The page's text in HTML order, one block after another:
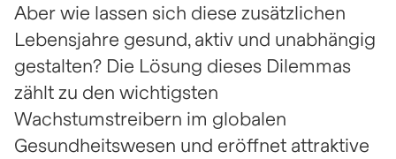
Aber wie lassen sich diese zusätzlichen
Lebensjahre gesund, aktiv und unabhängig
gestalten? Die Lösung dieses Dilemmas
zählt zu den wichtigsten
Wachstumstreibern im globalen
Gesundheitswesen und eröffnet attraktive